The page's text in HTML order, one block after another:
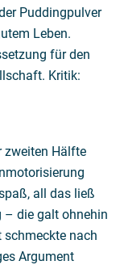
Puddingpulver
Leben.
für den
Kritik:
zweiten Hälfte
all das ließ
– die galt ohnehin
nach
Argument